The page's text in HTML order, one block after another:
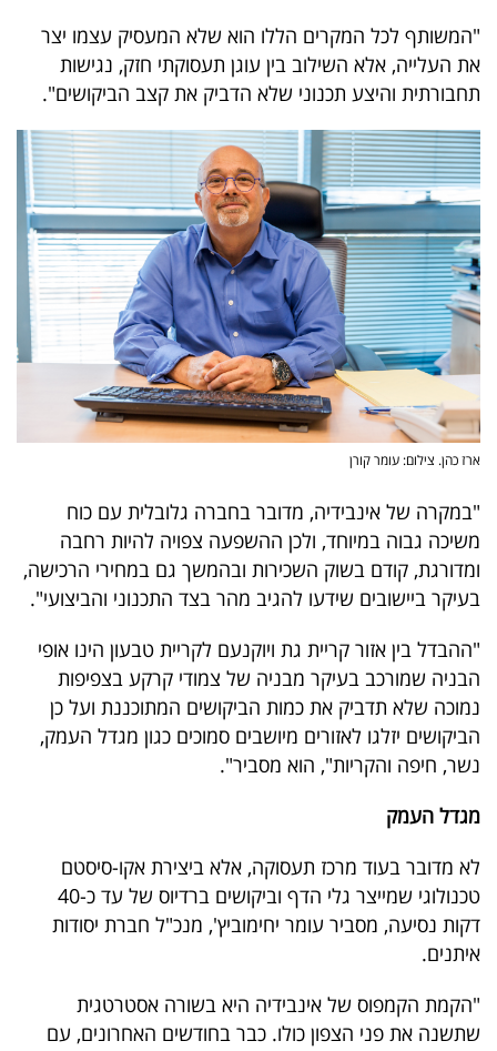
פרסמו
באייס
עקבו
אחרינו:
"המשותף לכל המקרים הללו הוא שלא המעסיק עצמו יצר
את העלייה, אלא השילוב בין עוגן תעסוקתי חזק, נגישות
תחבורתית והיצע תכנוני שלא הדביק את קצב הביקושים".
ארז כהן. צילום: עומר קורן
"במקרה של אינבידיה, מדובר בחברה גלובלית עם כוח
משיכה גבוה במיוחד, ולכן ההשפעה צפויה להיות רחבה
ומדורגת, קודם בשוק השכירות ובהמשך גם במחירי הרכישה,
בעיקר ביישובים שידעו להגיב מהר בצד התכנוני והביצועי".
"ההבדל בין אזור קריית גת ויוקנעם לקריית טבעון הינו אופי
הבניה שמורכב בעיקר מבניה של צמודי קרקע בצפיפות
נמוכה שלא תדביק את כמות הביקושים המתוכננת ועל כן
הביקושים יזלגו לאזורים מיושבים סמוכים כגון מגדל העמק,
נשר, חיפה והקריות", הוא מסביר".
מגדל העמק
לא מדובר בעוד מרכז תעסוקה, אלא ביצירת אקו-סיסטם
טכנולוגי שמייצר גלי הדף וביקושים ברדיוס של עד כ-40
דקות נסיעה, מסביר עומר יחימוביץ', מנכ"ל חברת יסודות
איתנים.
"הקמת הקמפוס של אינבידיה היא בשורה אסטרטגית
שתשנה את פני הצפון כולו. כבר בחודשים האחרונים, עם